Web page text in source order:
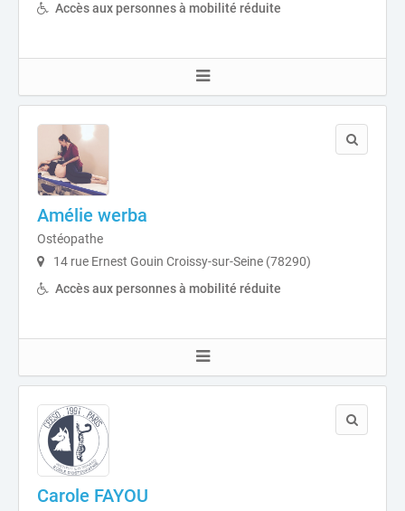
Accès aux personnes à mobilité réduite
Amélie werba
Ostéopathe
14 rue Ernest Gouin Croissy-sur-Seine (78290)
Accès aux personnes à mobilité réduite
Carole FAYOU